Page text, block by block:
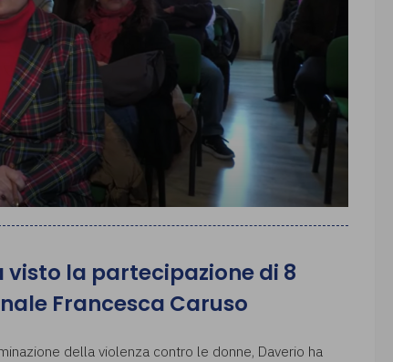
visto la partecipazione di 8
Francesca Caruso
della violenza contro le donne, Daverio ha